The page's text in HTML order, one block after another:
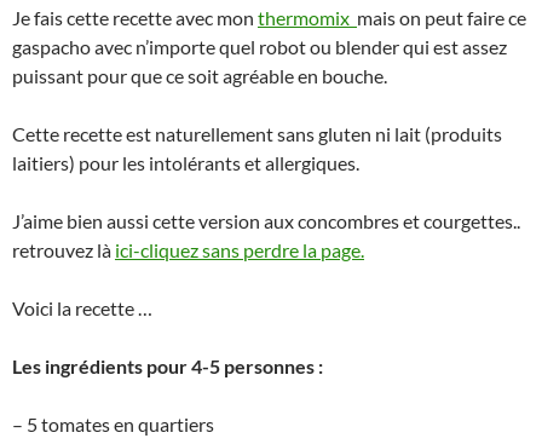
Je fais cette recette avec mon thermomix mais on peut faire ce
gaspacho avec n’importe quel robot ou blender qui est assez
puissant pour que ce soit agréable en bouche.
Cette recette est naturellement sans gluten ni lait (produits
laitiers) pour les intolérants et allergiques.
J’aime bien aussi cette version aux concombres et courgettes..
retrouvez là ici-cliquez sans perdre la page.
Voici la recette …
Les ingrédients pour 4-5 personnes :
– 5 tomates en quartiers